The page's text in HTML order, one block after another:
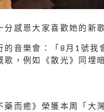
感恩大家喜歡她的新
的音樂會：「8月1號
，例如《散光》同埋
藥而癒》榮獲本周「大